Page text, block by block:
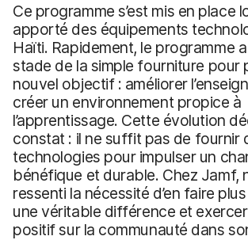
Ce programme s’est mis en place
apporté des équipements
Haïti. Rapidement, le programme
stade de la simple fourniture pour
nouvel objectif : améliorer
créer un environnement propice à
l’apprentissage. Cette évolution
constat : il ne suffit pas de fournir
technologies pour impulser un
bénéfique et durable. Chez Jamf,
ressenti la nécessité d’en faire
une véritable différence et
positif sur la communauté dans